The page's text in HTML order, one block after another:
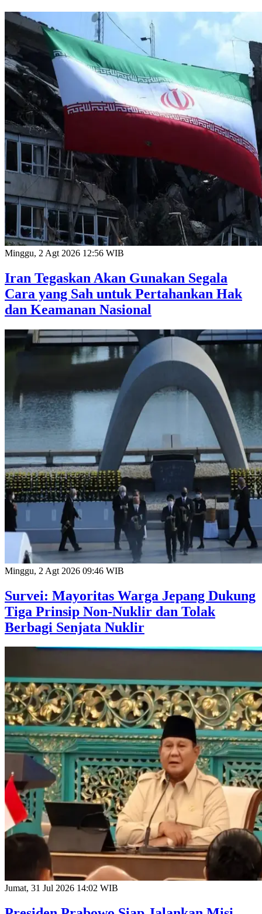
Minggu, 2 Agt 2026 12:56 WIB
Iran Tegaskan Akan Gunakan Segala
Cara yang Sah untuk Pertahankan Hak
dan Keamanan Nasional
Minggu, 2 Agt 2026 09:46 WIB
Survei: Mayoritas Warga Jepang Dukung
Tiga Prinsip Non-Nuklir dan Tolak
Berbagi Senjata Nuklir
Jumat, 31 Jul 2026 14:02 WIB